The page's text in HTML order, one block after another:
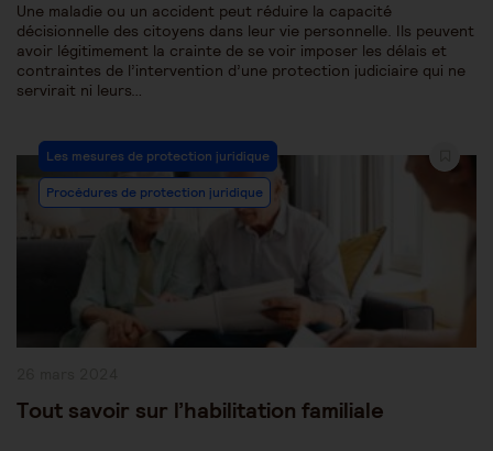
Une maladie ou un accident peut réduire la capacité
décisionnelle des citoyens dans leur vie personnelle. Ils peuvent
avoir légitimement la crainte de se voir imposer les délais et
contraintes de l’intervention d’une protection judiciaire qui ne
servirait ni leurs…
Post
Category:
Les mesures de protection juridique
Procédures de protection juridique
Tout savoir sur l’habilitation familiale